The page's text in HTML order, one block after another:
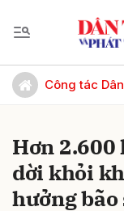
Công tác
Hơn 2.600
dời khỏi
hưởng bão
Gửi bình luận